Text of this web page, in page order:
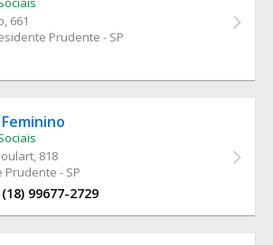
, 661
Prudente - SP
, 818
- SP
(18) 99677-2729